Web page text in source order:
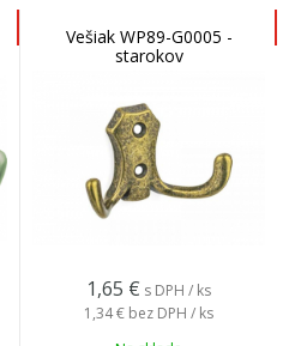
Vešiak WP89-G0005 -
starokov
1,65 € s DPH / ks
1,34 € bez DPH / ks